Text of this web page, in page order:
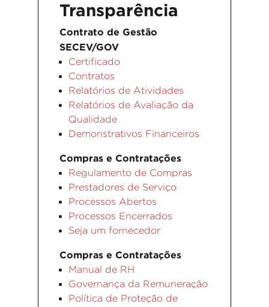
Transparência
Contrato de Gestão
SECEV/GOV
Certificado
Contratos
Relatórios de Atividades
Relatórios de Avaliação da
Qualidade
Demonstrativos Financeiros
Compras e Contratações
Regulamento de Compras
Prestadores de Serviço
Processos Abertos
Processos Encerrados
Seja um fornecedor
Compras e Contratações
Manual de RH
Governança da Remuneração
Política de Proteção de